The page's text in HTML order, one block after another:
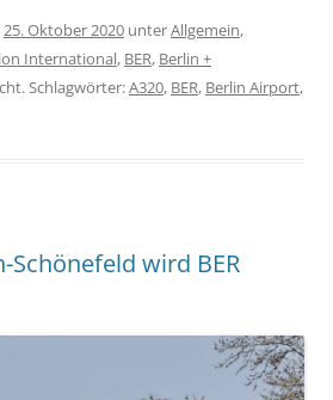
25. Oktober 2020 unterAllgemein,
International, BER, Berlin +
Schlagwörter:A320, BER, Berlin Airport,
Schönefeld wird BER